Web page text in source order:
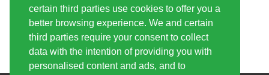
certain third parties use cookies to offer you a
better browsing experience. We and certain
third parties require your consent to collect
data with the intention of providing you with
personalised content and ads, and to
FAST SHIPPING